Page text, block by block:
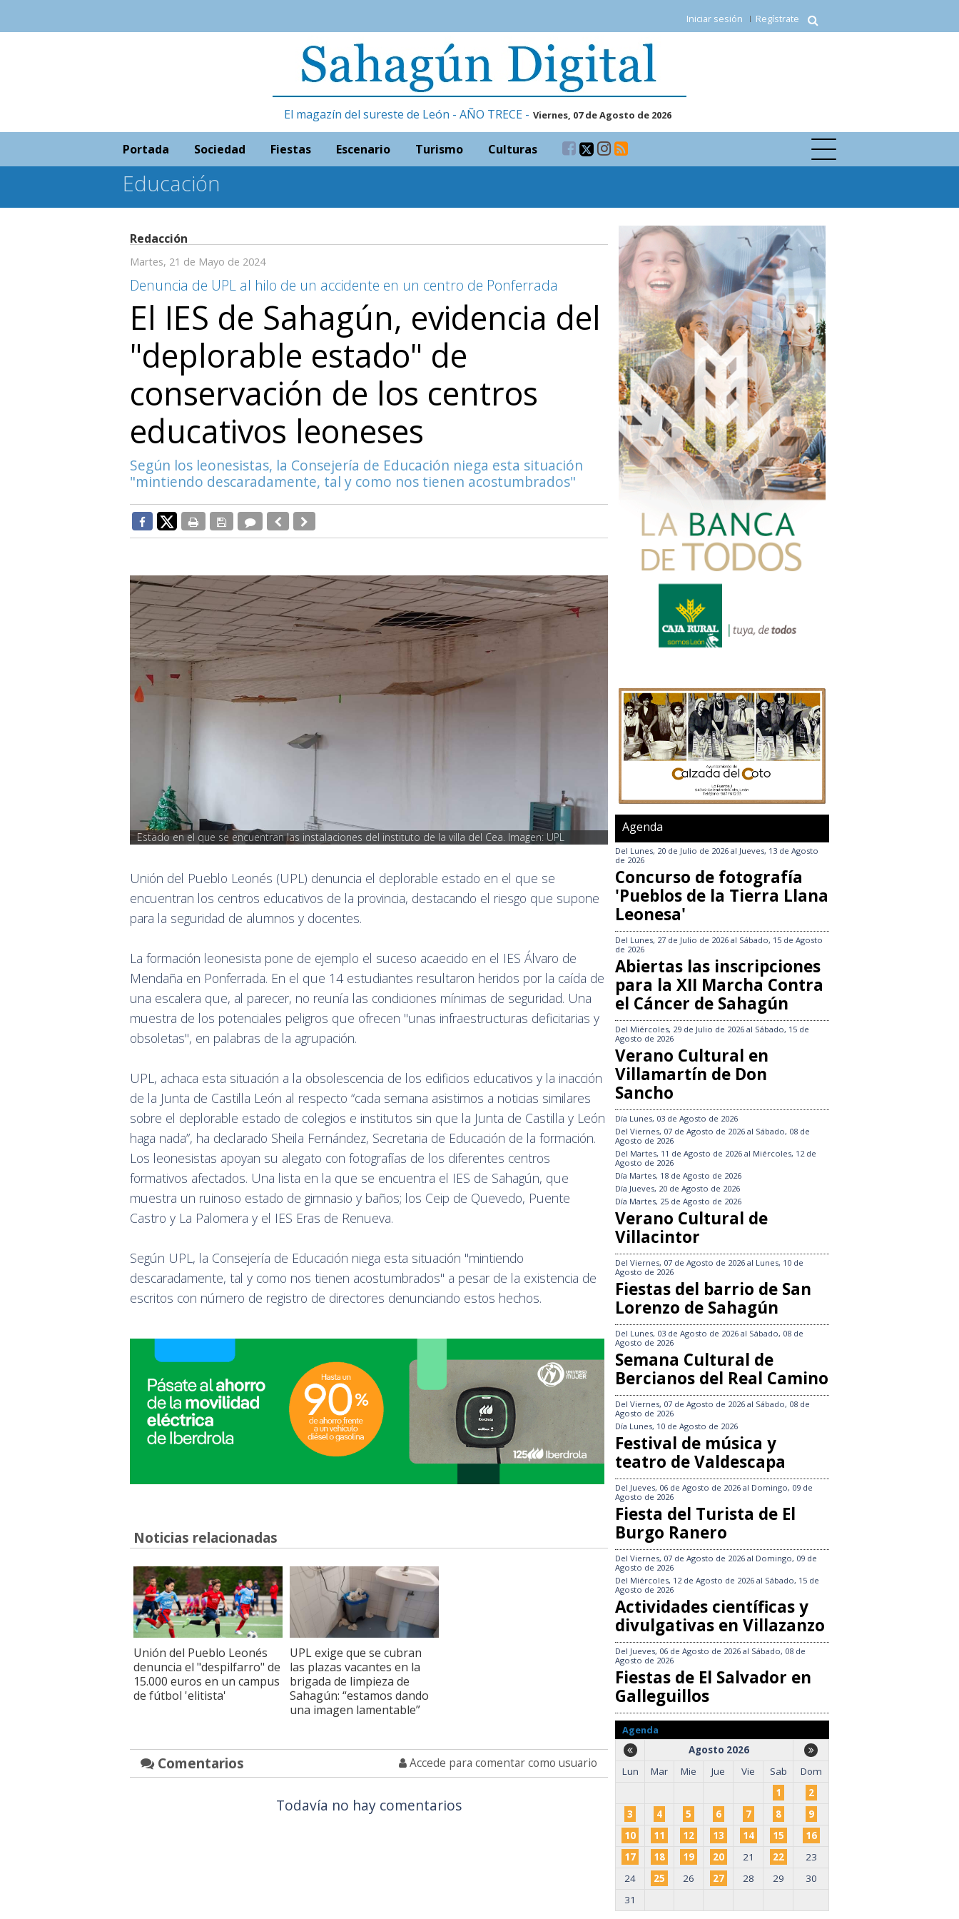
Iniciar sesión Regístrate
El magazín del sureste de León - AÑO TRECE - Viernes, 07 de Agosto de 2026
Portada Sociedad Fiestas Escenario Turismo Culturas
Educación
Redacción
Martes, 21 de Mayo de 2024
Denuncia de UPL al hilo de un accidente en un centro de Ponferrada
El IES de Sahagún, evidencia del
"deplorable estado" de
conservación de los centros
educativos leoneses
Según los leonesistas, la Consejería de Educación niega esta situación
"mintiendo descaradamente, tal y como nos tienen acostumbrados"
Estado en el que se encuentran las instalaciones del instituto de la villa del Cea. Imagen: UPL
Unión del Pueblo Leonés (UPL) denuncia el deplorable estado en el que se
encuentran los centros educativos de la provincia, destacando el riesgo que supone
para la seguridad de alumnos y docentes.
La formación leonesista pone de ejemplo el suceso acaecido en el IES Álvaro de
Mendaña en Ponferrada. En el que 14 estudiantes resultaron heridos por la caída de
una escalera que, al parecer, no reunía las condiciones mínimas de seguridad. Una
muestra de los potenciales peligros que ofrecen "unas infraestructuras deficitarias y
obsoletas", en palabras de la agrupación.
UPL, achaca esta situación a la obsolescencia de los edificios educativos y la inacción
de la Junta de Castilla León al respecto “cada semana asistimos a noticias similares
sobre el deplorable estado de colegios e institutos sin que la Junta de Castilla y León
haga nada”, ha declarado Sheila Fernández, Secretaria de Educación de la formación.
Los leonesistas apoyan su alegato con fotografías de los diferentes centros
formativos afectados. Una lista en la que se encuentra el IES de Sahagún, que
muestra un ruinoso estado de gimnasio y baños; los Ceip de Quevedo, Puente
Castro y La Palomera y el IES Eras de Renueva.
Según UPL, la Consejería de Educación niega esta situación "mintiendo
descaradamente, tal y como nos tienen acostumbrados" a pesar de la existencia de
escritos con número de registro de directores denunciando estos hechos.
Noticias relacionadas
Unión del Pueblo Leonés
denuncia el "despilfarro" de
15.000 euros en un campus
de fútbol 'elitista'
UPL exige que se cubran
las plazas vacantes en la
brigada de limpieza de
Sahagún: “estamos dando
una imagen lamentable”
Comentarios Accede para comentar como usuario
Todavía no hay comentarios
Agenda
Del Lunes, 20 de Julio de 2026 al Jueves, 13 de Agosto
de 2026
Concurso de fotografía
'Pueblos de la Tierra Llana
Leonesa'
Del Lunes, 27 de Julio de 2026 al Sábado, 15 de Agosto
de 2026
Abiertas las inscripciones
para la XII Marcha Contra
el Cáncer de Sahagún
Del Miércoles, 29 de Julio de 2026 al Sábado, 15 de
Agosto de 2026
Verano Cultural en
Villamartín de Don
Sancho
Día Lunes, 03 de Agosto de 2026
Del Viernes, 07 de Agosto de 2026 al Sábado, 08 de
Agosto de 2026
Del Martes, 11 de Agosto de 2026 al Miércoles, 12 de
Agosto de 2026
Día Martes, 18 de Agosto de 2026
Día Jueves, 20 de Agosto de 2026
Día Martes, 25 de Agosto de 2026
Verano Cultural de
Villacintor
Del Viernes, 07 de Agosto de 2026 al Lunes, 10 de
Agosto de 2026
Fiestas del barrio de San
Lorenzo de Sahagún
Del Lunes, 03 de Agosto de 2026 al Sábado, 08 de
Agosto de 2026
Semana Cultural de
Bercianos del Real Camino
Del Viernes, 07 de Agosto de 2026 al Sábado, 08 de
Agosto de 2026
Día Lunes, 10 de Agosto de 2026
Festival de música y
teatro de Valdescapa
Del Jueves, 06 de Agosto de 2026 al Domingo, 09 de
Agosto de 2026
Fiesta del Turista de El
Burgo Ranero
Del Viernes, 07 de Agosto de 2026 al Domingo, 09 de
Agosto de 2026
Del Miércoles, 12 de Agosto de 2026 al Sábado, 15 de
Agosto de 2026
Actividades científicas y
divulgativas en Villazanzo
Del Jueves, 06 de Agosto de 2026 al Sábado, 08 de
Agosto de 2026
Fiestas de El Salvador en
Galleguillos
Agenda
Agosto 2026
Lun
Mar Mie Jue Vie Sab
Dom
1
2
3
4 5 6 7 8
9
10
11 12 13 14 15
16
17
18 19 20 21 22
23
24
25 26 27 28 29
30
31